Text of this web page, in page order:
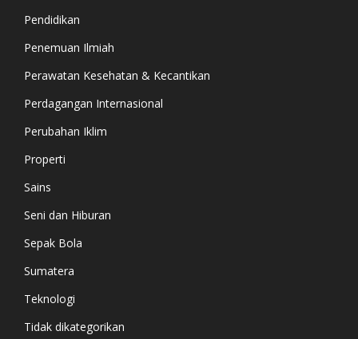
Pendidikan
Penemuan Ilmiah
Perawatan Kesehatan & Kecantikan
Perdagangan Internasional
Perubahan Iklim
Properti
Sains
Seni dan Hiburan
Sepak Bola
Sumatera
Teknologi
Tidak dikategorikan